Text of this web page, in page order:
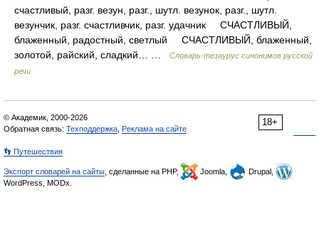
счастливый, разг. везун, разг., шутл. везунок, разг., шутл.
везунчик, разг. счастливчик, разг. удачник СЧАСТЛИВЫЙ,
блаженный, радостный, светлый СЧАСТЛИВЫЙ, блаженный,
золотой, райский, сладкий… …
Словарь-тезаурус синонимов русской
речи
18+
© Академик, 2000-2026
Обратная связь: Техподдержка Реклама на сайте
👣 Путешествия
Экспорт словарей на сайты , сделанные на PHP, Joomla,
Drupal,
WordPress, MODx.